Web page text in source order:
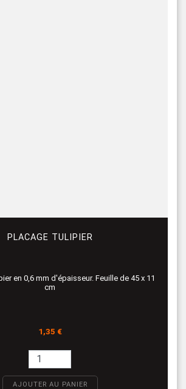
PLACAGE TULIPIER
en 0,6 mm d'épaisseur. Feuille de 45 x 11
cm
Prix
1,35 €
AJOUTER AU PANIER